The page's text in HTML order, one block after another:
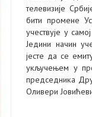
телевизије
бити промене
учествује у
Једини начин
јесте да се
укључењем у
председника
Оливери